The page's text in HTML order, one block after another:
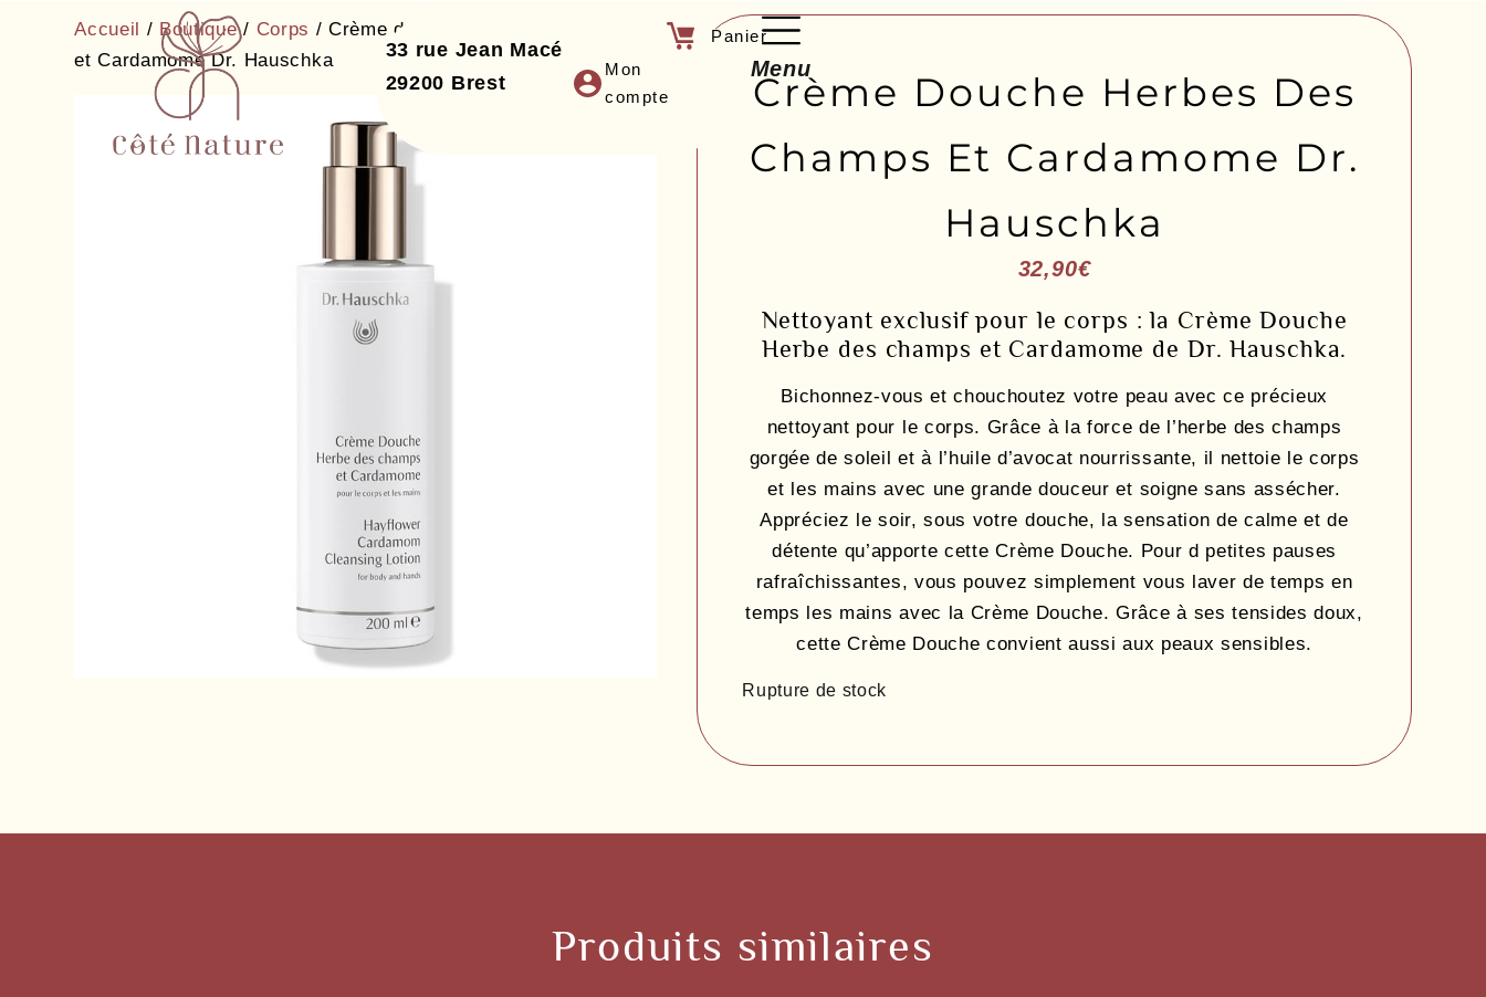
33 rue Jean Macé
29200 Brest
Mon
compte
Menu
Accueil / Boutique/ Corps / Crème douche Herbes des champs
et Cardamome Dr. Hauschka
Crème Douche Herbes Des
Champs Et Cardamome Dr.
Hauschka
32,90€
Nettoyant exclusif pour le corps : la Crème Douche
Herbe des champs et Cardamome de Dr. Hauschka.
Bichonnez-vous et chouchoutez votre peau avec ce précieux
nettoyant pour le corps. Grâce à la force de l’herbe des champs
gorgée de soleil et à l’huile d’avocat nourrissante, il nettoie le corps
et les mains avec une grande douceur et soigne sans assécher.
Appréciez le soir, sous votre douche, la sensation de calme et de
détente qu’apporte cette Crème Douche. Pour d petites pauses
rafraîchissantes, vous pouvez simplement vous laver de temps en
temps les mains avec la Crème Douche. Grâce à ses tensides doux,
cette Crème Douche convient aussi aux peaux sensibles.
Rupture de stock
Produits similaires